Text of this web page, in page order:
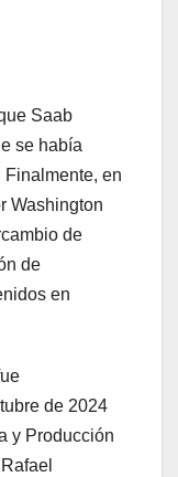
Saab
se había
en
Washington
de
de
en
de 2024
y Producción